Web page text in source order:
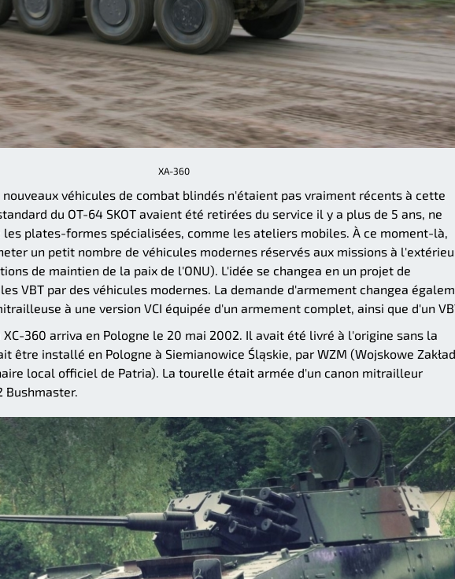
XA-360
véhicules de combat blindés n'étaient pas vraiment récents à cette
du OT-64 SKOT avaient été retirées du service il y a plus de 5 ans, ne
plates-formes spécialisées, comme les ateliers mobiles. À ce moment-là,
un petit nombre de véhicules modernes réservés aux missions à
de maintien de la paix de l'ONU). L'idée se changea en un projet de
VBT par des véhicules modernes. La demande d'armement changea
à une version VCI équipée d'un armement complet, ainsi que d'un
360 arriva en Pologne le 20 mai 2002. Il avait été livré à l'origine sans la
être installé en Pologne à Siemianowice Śląskie, par WZM (Wojskowe
local officiel de Patria). La tourelle était armée d'un canon mitrailleur
Bushmaster.